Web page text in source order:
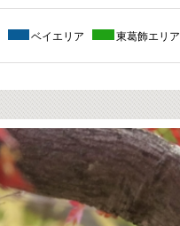
ベイエリア 東葛飾エリア